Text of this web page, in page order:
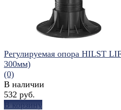
Регулируемая опора HILST
300мм)
(0)
В наличии
532 руб.
В корзину